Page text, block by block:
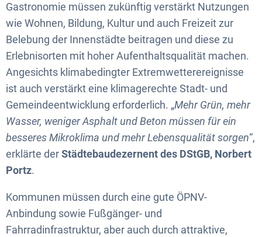
Gastronomie müssen zukünftig verstärkt Nutzungen
wie Wohnen, Bildung, Kultur und auch Freizeit zur
Belebung der Innenstädte beitragen und diese zu
Erlebnisorten mit hoher Aufenthaltsqualität machen.
Angesichts klimabedingter Extremwetterereignisse
ist auch verstärkt eine klimagerechte Stadt- und
Gemeindeentwicklung erforderlich. „Mehr Grün, mehr
Wasser, weniger Asphalt und Beton müssen für ein
besseres Mikroklima und mehr Lebensqualität sorgen“,
erklärte derStädtebaudezernent des DStGB, Norbert
Portz.
Kommunen müssen durch eine gute ÖPNV-
Anbindung sowie Fußgänger- und
Fahrradinfrastruktur, aber auch durch attraktive,